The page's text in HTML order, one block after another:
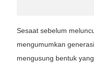
Sesaat sebelum
mengumumkan
mengusung bentuk